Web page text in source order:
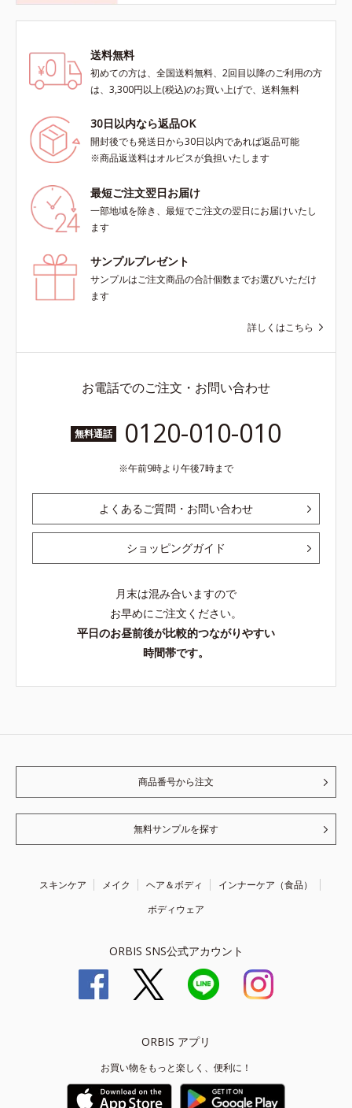
送料無料
初めての方は、全国送料無料、2回目以降のご利用の方
は、3,300円以上(税込)のお買い上げで、送料無料
30日以内なら返品OK
開封後でも発送日から30日以内であれば返品可能
※商品返送料はオルビスが負担いたします
最短ご注文翌日お届け
一部地域を除き、最短でご注文の翌日にお届けいたし
ます
サンプルプレゼント
サンプルはご注文商品の合計個数までお選びいただけ
ます
詳しくはこちら
お電話でのご注文・お問い合わせ
無料通話 0120-010-010
午前9時より午後7時まで
よくあるご質問・お問い合わせ
ショッピングガイド
月末は混み合いますので
お早めにご注文ください。
平日のお昼前後が比較的つながりやすい
時間帯です。
商品番号から注文
無料サンプルを探す
スキンケア メイク ヘア＆ボディ
インナーケア（食品）
ボディウェア
ORBIS SNS公式アカウント
ORBIS アプリ
お買い物をもっと楽しく、便利に！